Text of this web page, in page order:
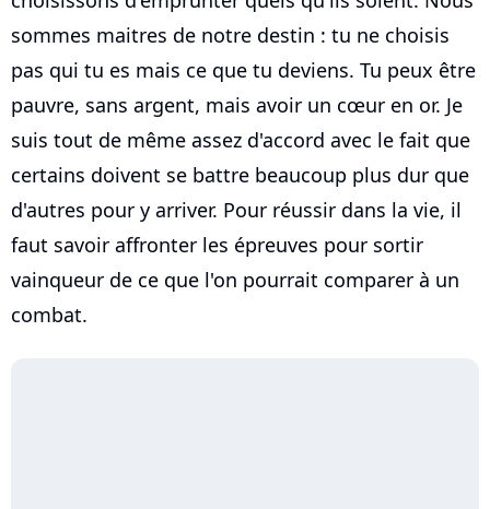
sommes maitres de notre destin : tu ne choisis
pas qui tu es mais ce que tu deviens. Tu peux être
pauvre, sans argent, mais avoir un cœur en or. Je
suis tout de même assez d'accord avec le fait que
certains doivent se battre beaucoup plus dur que
d'autres pour y arriver. Pour réussir dans la vie, il
faut savoir affronter les épreuves pour sortir
vainqueur de ce que l'on pourrait comparer à un
combat.